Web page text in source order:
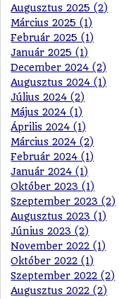
Augusztus 2025 (2)
Március 2025 (1)
Február 2025 (1)
Január 2025 (1)
December 2024 (2)
Augusztus 2024 (1)
Július 2024 (2)
Május 2024 (1)
Április 2024 (1)
Március 2024 (2)
Február 2024 (1)
Január 2024 (1)
Október 2023 (1)
Szeptember 2023 (2)
Augusztus 2023 (1)
Június 2023 (2)
November 2022 (1)
Október 2022 (1)
Szeptember 2022 (2)
Augusztus 2022 (2)